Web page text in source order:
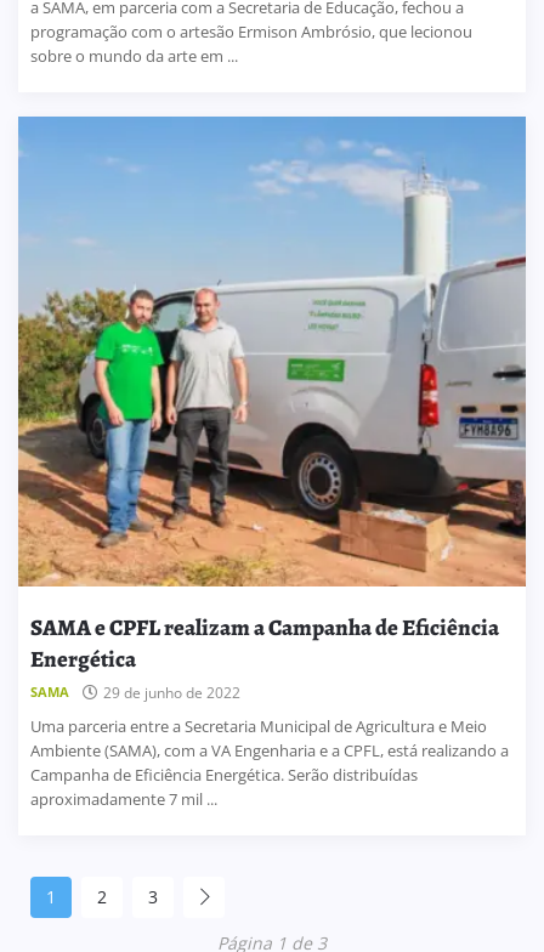
a SAMA, em parceria com a Secretaria de Educação, fechou a
programação com o artesão Ermison Ambrósio, que lecionou
sobre o mundo da arte em ...
SAMA e CPFL realizam a Campanha de Eficiência
Energética
SAMA 29 de junho de 2022
Uma parceria entre a Secretaria Municipal de Agricultura e Meio
Ambiente (SAMA), com a VA Engenharia e a CPFL, está realizando a
Campanha de Eficiência Energética. Serão distribuídas
aproximadamente 7 mil ...
1 2
3
Página 1 de 3